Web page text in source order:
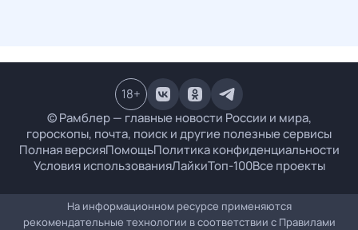
© Рамблер — главные новости России и мира,
гороскопы, почта, поиск и другие полезные сервисы
Полная версияПомощьПолитика конфиденциальности
Условия использованияЛайкиТоп-100Все проекты
18+
На информационном ресурсе применяются
рекомендательные технологии в соответствии с Правилами